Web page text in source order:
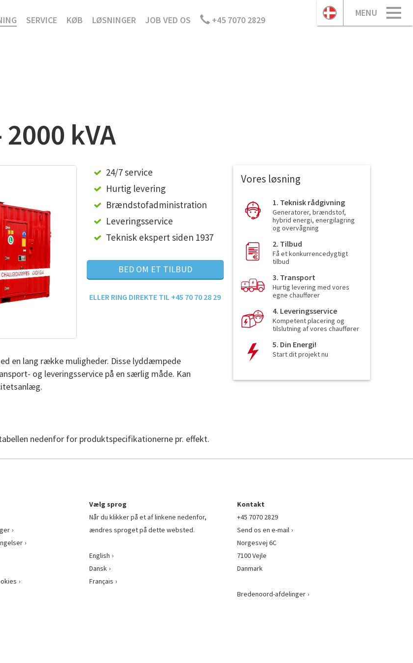
MENU
SERVICE KØB LØSNINGER JOB VED OS +45 7070 2829
kVA
BED OM ET TILBUD
ELLER RING DIREKTE TIL +45 70 70 28 29
24/7 service
Hurtig levering
Brændstofadministration
Leveringsservice
Teknisk ekspert siden 1937
en lang række muligheder. Disse lyddæmpede
og leveringsservice på en særlig måde. Kan
nedenfor for produktspecifikationerne pr. effekt.
Vores løsning
1. Teknisk rådgivning
Generatorer, brændstof,
hybrid energi, energilagring
og overvågning
2. Tilbud
Få et konkurrencedygtigt
tilbud
3. Transport
Hurtig levering med vores
egne chauffører
4. Leveringsservice
Kompetent placering og
tilslutning af vores chauffører
5. Din Energi!
Start dit projekt nu
Vælg sprog
Når du klikker på et af linkene nedenfor,
ændres sproget på dette websted.
English
Dansk
Français
Kontakt
+45 7070 2829
Send os en e-mail
Norgesvej 6C
7100 Vejle
Danmark
Bredenoord-afdelinger